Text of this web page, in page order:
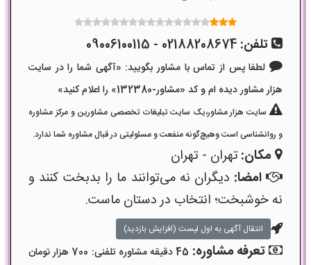
تلفن: 02188208674 - 09006100115
لطفا پس از تماس با مشاور بگویید: «آگهی شما را در سایت
هزار مشاور دیده ام و کد «مشاور-132380» را اعلام کنید»
سایت هزار مشاور،یک سایت تبلیغات تخصصی مشاورین و مرکز مشاوره
و روانشناسی است وهیچ‌گونه منفعت و مسئولیتی در قبال مشاوره شما ندارد.
مکان:تهران - تهران
امضا: دیگران نه می‌توانند ما را بدبخت کنند و
نه خوشبخت؛ انتخاب در دستان ماست.
انتقال آگهی به اول لیست (افزایش بازدید)
تعرفه مشاوره:
45 دقیقه مشاوره تلفنی: 700 هزار تومان